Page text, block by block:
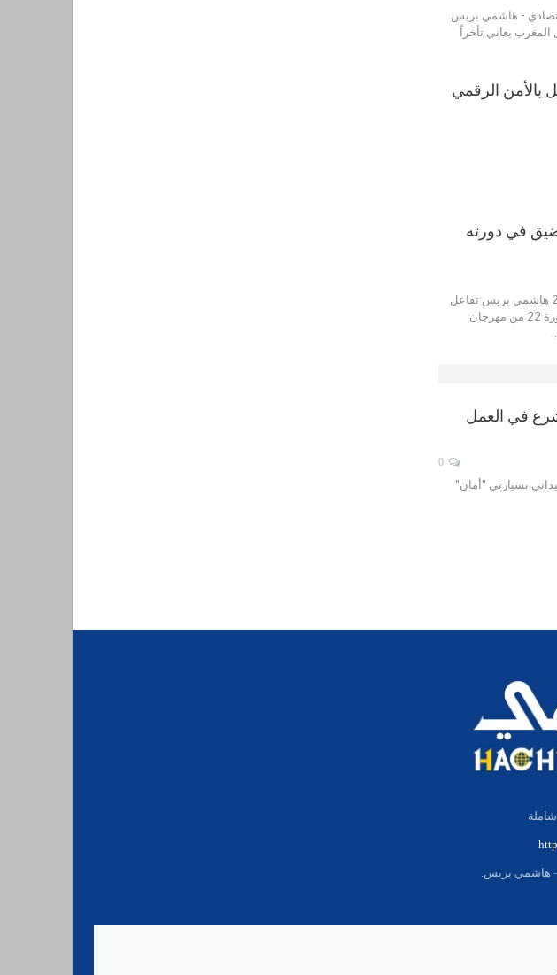
- هاشمي بريس
المغرب يعاني تأخراً
بالأمن الرقمي
في دورته
مهرجان الشواطئ لاتصالات المغرب يلهب منصة المضيق في دورته الـ22 هاشمي بريس تفاعل
الجمهور بشكل واسع مع أغاني الرابور DOLLYPRAN ضمن فعاليات الدورة 22 من مهرجان
الوطني يشرع في العمل
الميداني بسيارتي "أمان"
شاملة